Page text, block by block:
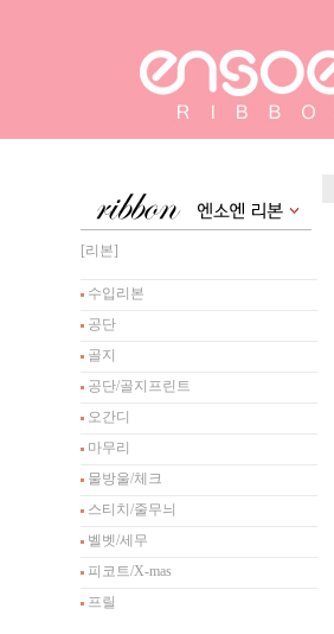
[리본]
수입리본
공단
골지
공단/골지프린트
오간디
마무리
물방울/체크
스티치/줄무늬
벨벳/세무
피코트/X-mas
프릴